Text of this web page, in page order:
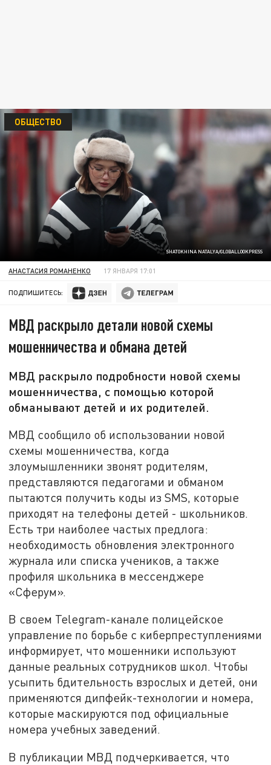
SHATOKHINA NATALYA/GLOBALLOOKPRESS
ОБЩЕСТВО
АНАСТАСИЯ РОМАНЕНКО 17 ЯНВАРЯ 17:01
ПОДПИШИТЕСЬ:
МВД раскрыло детали новой схемы
мошенничества и обмана детей
МВД раскрыло подробности новой схемы
мошенничества, с помощью которой
обманывают детей и их родителей.
МВД сообщило об использовании новой
схемы мошенничества, когда
злоумышленники звонят родителям,
представляются педагогами и обманом
пытаются получить коды из SMS, которые
приходят на телефоны детей - школьников.
Есть три наиболее частых предлога:
необходимость обновления электронного
журнала или списка учеников, а также
профиля школьника в мессенджере
«Сферум».
В своем Telegram-канале полицейское
управление по борьбе с киберпреступлениями
информирует, что мошенники используют
данные реальных сотрудников школ. Чтобы
усыпить бдительность взрослых и детей, они
применяются дипфейк-технологии и номера,
которые маскируются под официальные
номера учебных заведений.
В публикации МВД подчеркивается, что